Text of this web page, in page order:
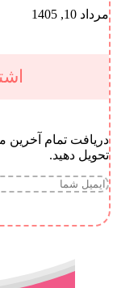
مرداد 10, 1405
دریافت تمام آخرین
تحویل دهید.